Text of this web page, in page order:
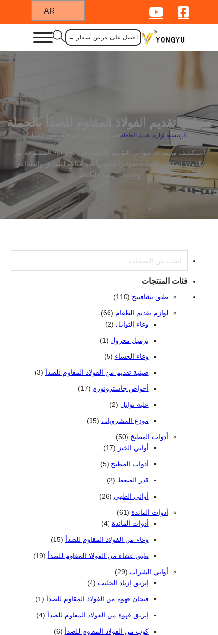
احصل على عرض أسعار →
صواني تقديم الفولاذ المقاوم للصدأ بالجملة
الرئيسية/لوازم تقديم الطعام صينية تقديم من الفولاذ المقاوم للصدأ
استكشف مجموعة صواني التقديم بالجملة من Yongyu المصنوعة من
الفولاذ المقاوم للصدأ - صواني متينة وأنيقة مثالية للفنادق والمطاعم
وخدمات تقديم الطعام.
فئات المنتجات
طبق تشافينج 110110 منتجات 110
لوازم تقديم الطعام 6666 منتج
وعاء التوابل
22 منتجات 2
برميل معزول 1(1) منتج واحد واحد
وعاء الحساء 55 منتجات
صينية تقديم من الفولاذ المقاوم للصدأ 33 منتجات
أحواض جاسترونورم 1717 منتج
علبة توابل 22 منتجات 2
موزع المشروبات 3535 منتج
أدوات المطبخ 5050 منتج
أواني الخبز
1717 منتج
أدوات المطبخ 55 منتجات
قدر الضغط 22 منتجات 2
أواني الطهي 2626 منتج
أدوات المائدة 6161 منتج
أدوات المائدة
44 منتجات
وعاء من الفولاذ المقاوم للصدأ 1515 منتج
طبق عشاء من الفولاذ المقاوم للصدأ 1919 منتج
أواني الشراب 2929 منتج
إبريق إزباد الحليب
44 منتجات
فنجان قهوة من الفولاذ المقاوم للصدأ 1(1) منتج واحد واحد
إبريق قهوة من الفولاذ المقاوم للصدأ 44 منتجات
كوب من الفولاذ المقاوم للصدأ 66 منتجات